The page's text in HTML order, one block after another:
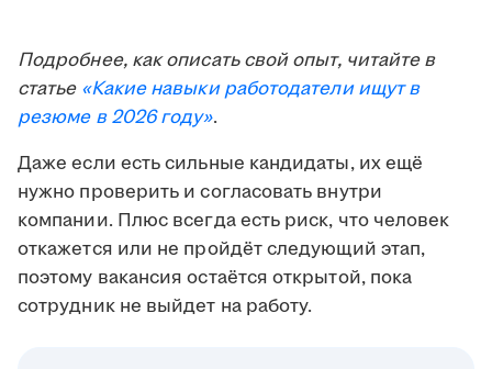
Подробнее, как описать свой опыт, читайте в
статье «Какие навыки работодатели ищут в
резюме в 2026 году».
Даже если есть сильные кандидаты, их ещё
нужно проверить и согласовать внутри
компании. Плюс всегда есть риск, что человек
откажется или не пройдёт следующий этап,
поэтому вакансия остаётся открытой, пока
сотрудник не выйдет на работу.